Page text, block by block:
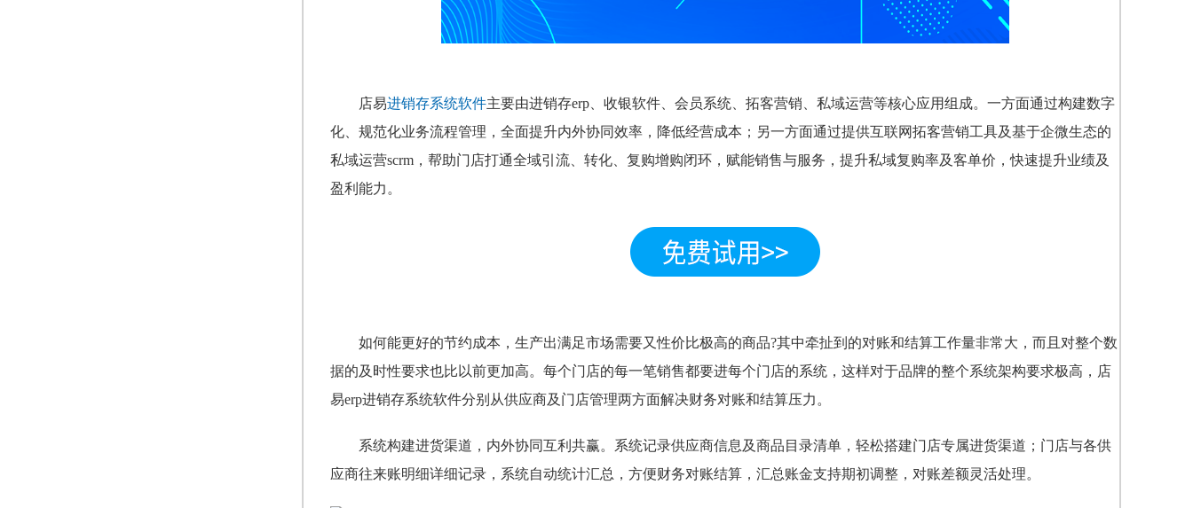
店易进销存系统软件主要由进销存erp、收银软件、会员系统、拓客营销、私域运营等核心应用组成。一方面通过构建数字
化、规范化业务流程管理，全面提升内外协同效率，降低经营成本；另一方面通过提供互联网拓客营销工具及基于企微生态的
私域运营scrm，帮助门店打通全域引流、转化、复购增购闭环，赋能销售与服务，提升私域复购率及客单价，快速提升业绩及
盈利能力。
如何能更好的节约成本，生产出满足市场需要又性价比极高的商品?其中牵扯到的对账和结算工作量非常大，而且对整个数
据的及时性要求也比以前更加高。每个门店的每一笔销售都要进每个门店的系统，这样对于品牌的整个系统架构要求极高，店
易erp进销存系统软件分别从供应商及门店管理两方面解决财务对账和结算压力。
系统构建进货渠道，内外协同互利共赢。系统记录供应商信息及商品目录清单，轻松搭建门店专属进货渠道；门店与各供
应商往来账明细详细记录，系统自动统计汇总，方便财务对账结算，汇总账金支持期初调整，对账差额灵活处理。